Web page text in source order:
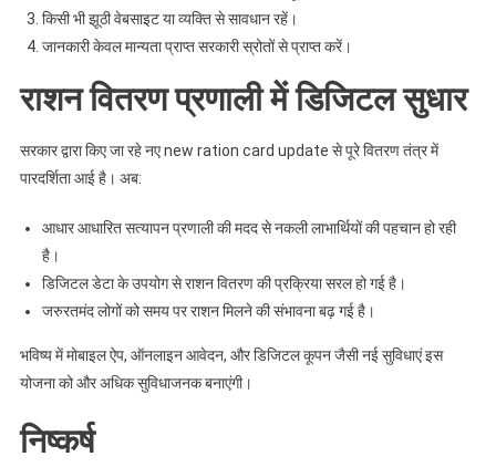
किसी भी झूठी वेबसाइट या व्यक्ति से सावधान रहें।
जानकारी केवल मान्यता प्राप्त सरकारी स्रोतों से प्राप्त करें।
राशन वितरण प्रणाली में डिजिटल सुधार
सरकार द्वारा किए जा रहे नए new ration card update से पूरे वितरण तंत्र में
पारदर्शिता आई है। अब:
आधार आधारित सत्यापन प्रणाली की मदद से नकली लाभार्थियों की पहचान हो रही
है।
डिजिटल डेटा के उपयोग से राशन वितरण की प्रक्रिया सरल हो गई है।
जरुरतमंद लोगों को समय पर राशन मिलने की संभावना बढ़ गई है।
भविष्य में मोबाइल ऐप, ऑनलाइन आवेदन, और डिजिटल कूपन जैसी नई सुविधाएं इस
योजना को और अधिक सुविधाजनक बनाएंगी।
निष्कर्ष